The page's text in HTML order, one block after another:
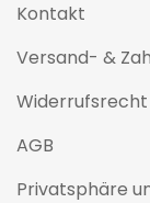
Kontakt
Versand- &
AGB
Privatsphäre